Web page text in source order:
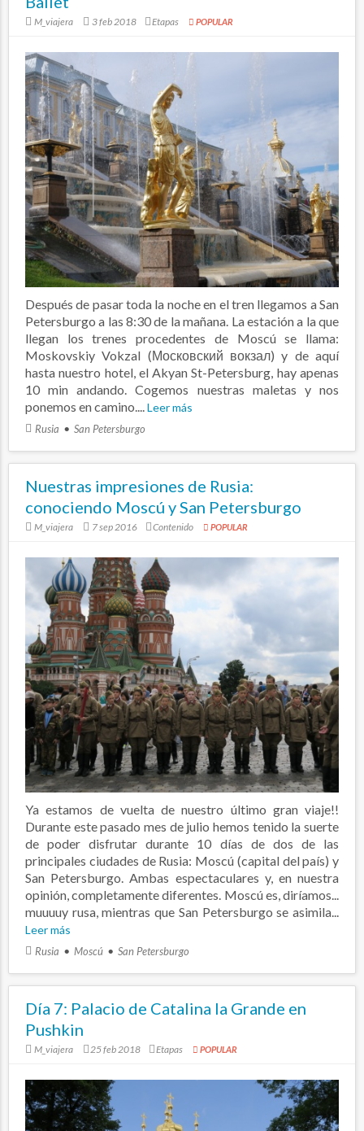
M_viajera 3 feb 2018 Etapas POPULAR
Después de pasar toda la noche en el tren llegamos a San
Petersburgo a las 8:30 de la mañana. La estación a la que
llegan los trenes procedentes de Moscú se llama:
Moskovskiy Vokzal (Московский вокзал) y de aquí
hasta nuestro hotel, el Akyan St-Petersburg, hay apenas
10 min andando. Cogemos nuestras maletas y nos
ponemos en camino.... Leer más
Rusia San Petersburgo
Nuestras impresiones de Rusia:
conociendo Moscú y San Petersburgo
M_viajera 7 sep 2016 Contenido POPULAR
Ya estamos de vuelta de nuestro último gran viaje!!
Durante este pasado mes de julio hemos tenido la suerte
de poder disfrutar durante 10 días de dos de las
principales ciudades de Rusia: Moscú (capital del país) y
San Petersburgo. Ambas espectaculares y, en nuestra
opinión, completamente diferentes. Moscú es, diríamos...
muuuuy rusa, mientras que San Petersburgo se asimila...
Leer más
Rusia Moscú San Petersburgo
Día 7: Palacio de Catalina la Grande en
Pushkin
M_viajera 25 feb 2018 Etapas POPULAR